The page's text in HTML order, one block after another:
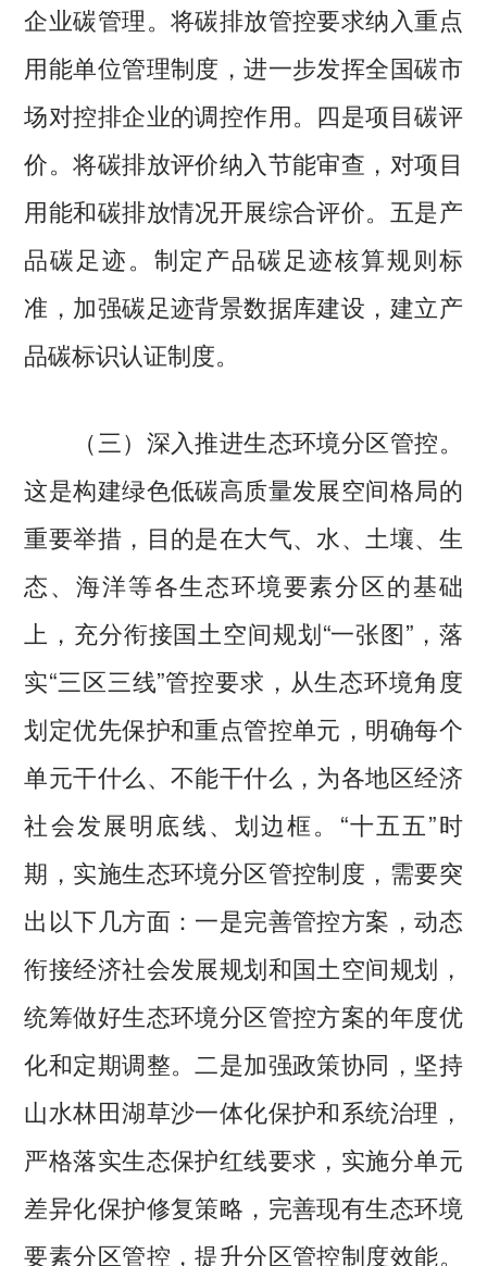
企业碳管理。将碳排放管控要求纳入重点
用能单位管理制度，进一步发挥全国碳市
场对控排企业的调控作用。四是项目碳评
价。将碳排放评价纳入节能审查，对项目
用能和碳排放情况开展综合评价。五是产
品碳足迹。制定产品碳足迹核算规则标
准，加强碳足迹背景数据库建设，建立产
品碳标识认证制度。
（三）深入推进生态环境分区管控。
这是构建绿色低碳高质量发展空间格局的
重要举措，目的是在大气、水、土壤、生
态、海洋等各生态环境要素分区的基础
上，充分衔接国土空间规划“一张图”，落
实“三区三线”管控要求，从生态环境角度
划定优先保护和重点管控单元，明确每个
单元干什么、不能干什么，为各地区经济
社会发展明底线、划边框。“十五五”时
期，实施生态环境分区管控制度，需要突
出以下几方面：一是完善管控方案，动态
衔接经济社会发展规划和国土空间规划，
统筹做好生态环境分区管控方案的年度优
化和定期调整。二是加强政策协同，坚持
山水林田湖草沙一体化保护和系统治理，
严格落实生态保护红线要求，实施分单元
差异化保护修复策略，完善现有生态环境
要素分区管控，提升分区管控制度效能。